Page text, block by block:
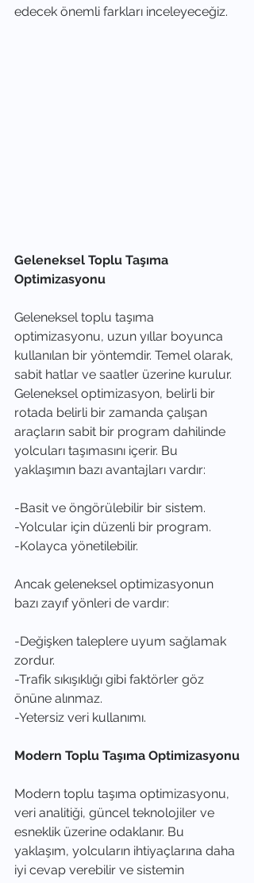
edecek önemli farkları inceleyeceğiz.
Geleneksel Toplu Taşıma
Optimizasyonu
Geleneksel toplu taşıma
optimizasyonu, uzun yıllar boyunca
kullanılan bir yöntemdir. Temel olarak,
sabit hatlar ve saatler üzerine kurulur.
Geleneksel optimizasyon, belirli bir
rotada belirli bir zamanda çalışan
araçların sabit bir program dahilinde
yolcuları taşımasını içerir. Bu
yaklaşımın bazı avantajları vardır:
-Basit ve öngörülebilir bir sistem.
-Yolcular için düzenli bir program.
-Kolayca yönetilebilir.
Ancak geleneksel optimizasyonun
bazı zayıf yönleri de vardır:
-Değişken taleplere uyum sağlamak
zordur.
-Trafik sıkışıklığı gibi faktörler göz
önüne alınmaz.
-Yetersiz veri kullanımı.
Modern Toplu Taşıma Optimizasyonu
Modern toplu taşıma optimizasyonu,
veri analitiği, güncel teknolojiler ve
esneklik üzerine odaklanır. Bu
yaklaşım, yolcuların ihtiyaçlarına daha
iyi cevap verebilir ve sistemin